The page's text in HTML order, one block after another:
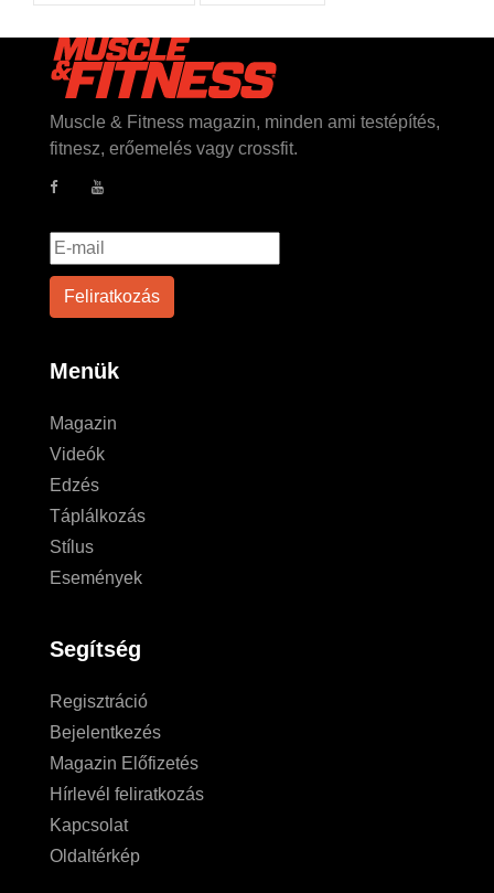
Muscle & Fitness magazin, minden ami testépítés,
fitnesz, erőemelés vagy crossfit.
Menük
Magazin
Videók
Edzés
Táplálkozás
Stílus
Események
Segítség
Regisztráció
Bejelentkezés
Magazin Előfizetés
Hírlevél feliratkozás
Kapcsolat
Oldaltérkép